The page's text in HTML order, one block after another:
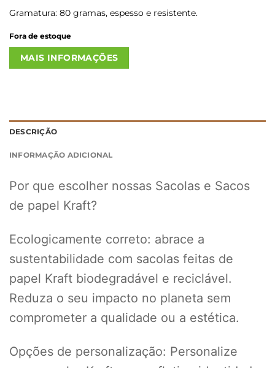
Gramatura: 80 gramas, espesso e resistente.
Fora de estoque
MAIS INFORMAÇÕES
DESCRIÇÃO
INFORMAÇÃO ADICIONAL
Por que escolher nossas Sacolas e Sacos
de papel Kraft?
Ecologicamente correto: abrace a
sustentabilidade com sacolas feitas de
papel Kraft biodegradável e reciclável.
Reduza o seu impacto no planeta sem
comprometer a qualidade ou a estética.
Opções de personalização: Personalize